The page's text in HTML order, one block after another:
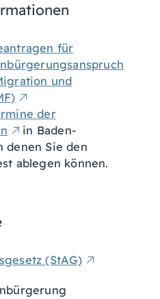
für
und
der
in Baden-
denen Sie den
ablegen können.
(StAG)